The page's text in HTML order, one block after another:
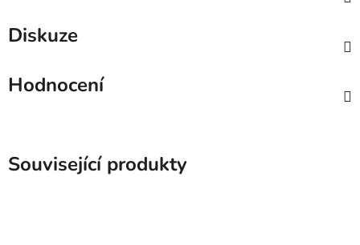
Diskuze
Hodnocení
Související produkty